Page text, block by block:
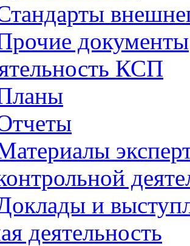
документы
КСП
и
деятельность